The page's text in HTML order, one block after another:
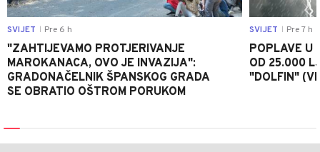
SVIJET Pre 6 h
"ZAHTIJEVAMO PROTJERIVANJE
MAROKANACA, OVO JE INVAZIJA":
GRADONAČELNIK ŠPANSKOG GRADA
SE OBRATIO OŠTROM PORUKOM
SVIJET Pre 7 h
POPLAVE U
OD 25.000
"DOLFIN"